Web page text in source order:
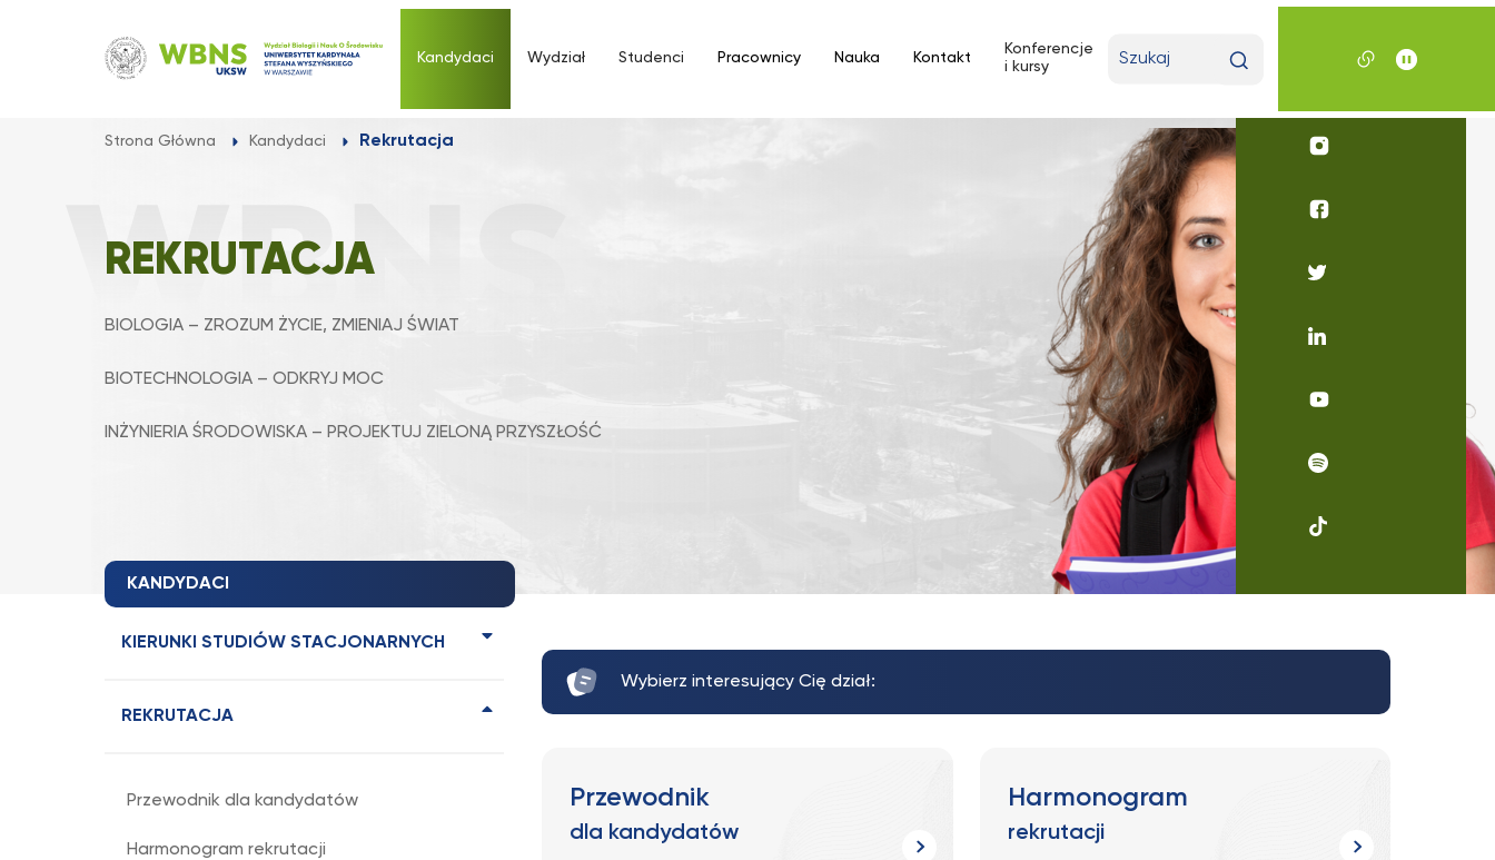
Kandydaci Wydział Studenci Pracownicy Nauka Kontakt
Konferencje
i kursy
wyszukiwaną
Strona Główna Kandydaci Rekrutacja
REKRUTACJA
BIOLOGIA – ZROZUM ŻYCIE, ZMIENIAJ ŚWIAT
BIOTECHNOLOGIA – ODKRYJ MOC
INŻYNIERIA ŚRODOWISKA – PROJEKTUJ ZIELONĄ PRZYSZŁOŚĆ
Profil
Profil
Profil
Profil
Linkedin
UKSW
UKSW
UKSW
KANDYDACI
KIERUNKI STUDIÓW STACJONARNYCH
REKRUTACJA
Przewodnik dla kandydatów
Harmonogram rekrutacji
Wybierz interesujący Cię dział:
Przewodnik
dla kandydatów
Harmonogram
rekrutacji